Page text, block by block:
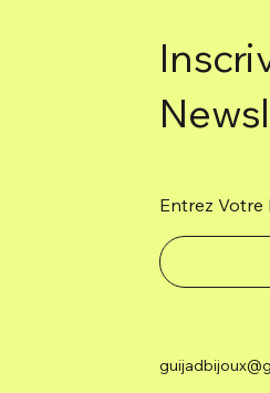
Entrez Votre